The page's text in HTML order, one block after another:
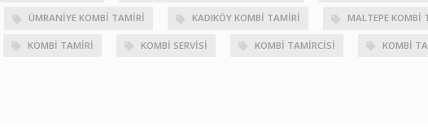
ÜMRANIYE KOMBI TAMIRI KADIKÖY KOMBI TAMIRI MALTEPE KOMBI
KOMBI TAMIRI KOMBI SERVISI KOMBI TAMIRCISI KOMBI